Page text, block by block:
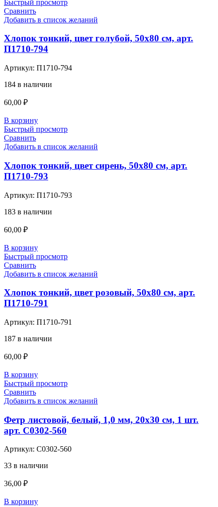
Быстрый просмотр
Сравнить
Добавить в список желаний
Хлопок тонкий, цвет голубой, 50х80 см, арт.
П1710-794
Артикул: П1710-794
184 в наличии
60,00 ₽
В корзину
Быстрый просмотр
Сравнить
Добавить в список желаний
Хлопок тонкий, цвет сирень, 50х80 см, арт.
П1710-793
Артикул: П1710-793
183 в наличии
60,00 ₽
В корзину
Быстрый просмотр
Сравнить
Добавить в список желаний
Хлопок тонкий, цвет розовый, 50х80 см, арт.
П1710-791
Артикул: П1710-791
187 в наличии
60,00 ₽
В корзину
Быстрый просмотр
Сравнить
Добавить в список желаний
Фетр листовой, белый, 1,0 мм, 20х30 см, 1 шт.
арт. С0302-560
Артикул: С0302-560
33 в наличии
36,00 ₽
В корзину